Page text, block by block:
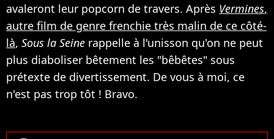
avaleront leur popcorn de travers. Après Vermines,
autre film de genre frenchie très malin de ce côté-
là, Sous la Seine rappelle à l'unisson qu'on ne peut
plus diaboliser bêtement les "bêbêtes" sous
prétexte de divertissement. De vous à moi, ce
n'est pas trop tôt ! Bravo.